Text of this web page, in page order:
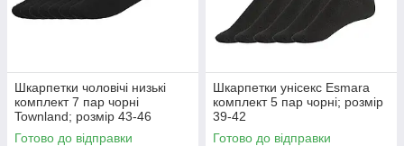
Шкарпетки чоловічі низькі
комплект 7 пар чорні
Townland; розмір 43-46
Готово до відправки
Шкарпетки унісекс Esmara
комплект 5 пар чорні; розмір
39-42
Готово до відправки